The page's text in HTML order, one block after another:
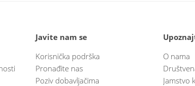
Javite nam se
Korisnička podrška
Pronađite nas
Poziv dobavljačima
O nama
Jamstvo